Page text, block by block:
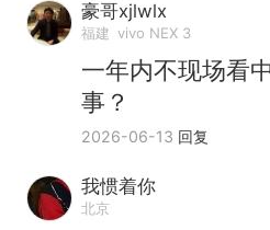
豪哥xjlwlx
福建 vivo NEX 3
一年内不现场看
事？
2026-06-13 回复
我惯着你
北京